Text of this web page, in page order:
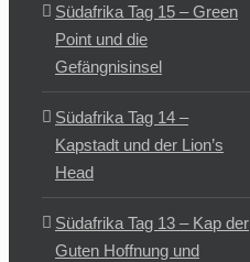
Südafrika Tag 15 – Green
Point und die
Gefängnisinsel
Südafrika Tag 14 –
Kapstadt und der Lion’s
Head
Südafrika Tag 13 – Kap der
Guten Hoffnung und